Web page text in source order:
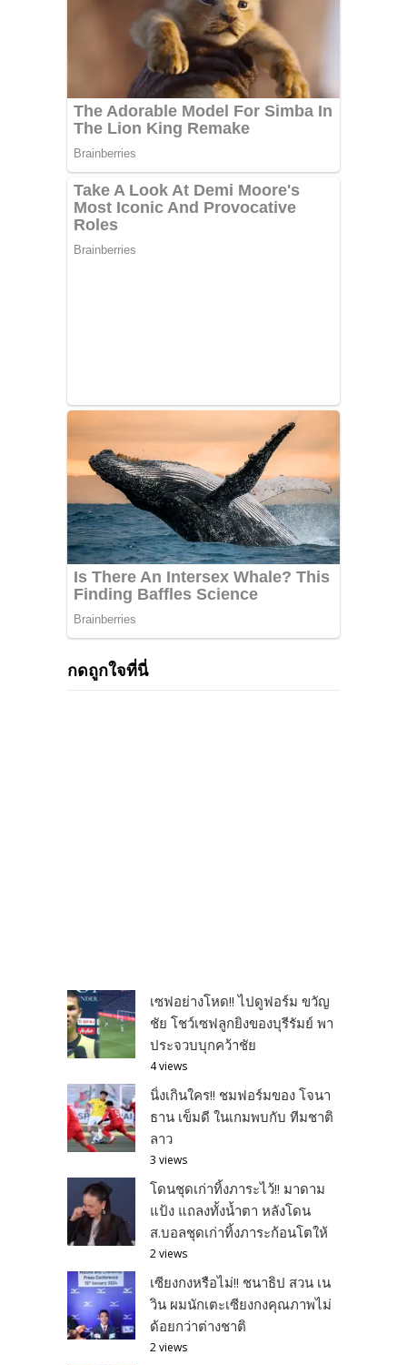
กดถูกใจที่นี่
เซฟอย่างโหด!! ไปดูฟอร์ม ขวัญ
ชัย โชว์เซฟลูกยิงของบุรีรัมย์ พา
ประจวบบุกคว้าชัย
4 views
นิ่งเกินใคร!! ชมฟอร์มของ โจนา
ธาน เข็มดี ในเกมพบกับ ทีมชาติ
ลาว
3 views
โดนชุดเก่าทิ้งภาระไว้!! มาดาม
แป้ง แถลงทั้งน้ำตา หลังโดน
ส.บอลชุดเก่าทิ้งภาระก้อนโตให้
2 views
เซียงกงหรือไม่!! ชนาธิป สวน เน
วิน ผมนักเตะเซียงกงคุณภาพไม่
ด้อยกว่าต่างชาติ
2 views